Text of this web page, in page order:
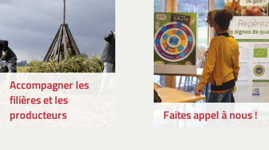
Accompagner les
filières et les
producteurs
Faites appel à nous !